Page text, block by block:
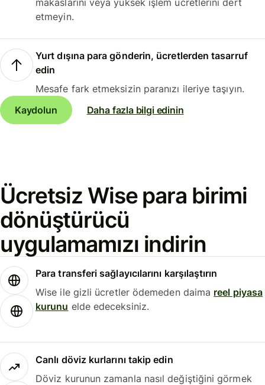
makaslarını veya yüksek işlem ücretlerini dert
etmeyin.
Yurt dışına para gönderin, ücretlerden tasarruf
edin
Mesafe fark etmeksizin paranızı ileriye taşıyın.
Kaydolun
Daha fazla bilgi edinin
Ücretsiz Wise para birimi
dönüştürücü
uygulamamızı indirin
Para transferi sağlayıcılarını karşılaştırın
Wise ile gizli ücretler ödemeden daima reel piyasa
kurunu elde edeceksiniz.
Canlı döviz kurlarını takip edin
Döviz kurunun zamanla nasıl değiştiğini görmek